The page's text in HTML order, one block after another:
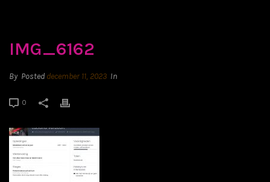
IMG_6162
By Posted december 11, 2023 In
0